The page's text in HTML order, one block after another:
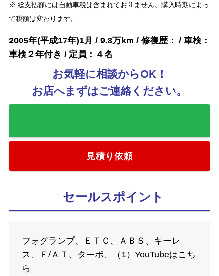
※ 総支払額には自動車税は含まれておりません。購入時期によっ
て税額は変わります。
2005年(平成17年)1月 / 9.8万km / 修復歴： / 車検：
車検２年付き / 定員：４名
お気軽に相談からOK！
お店へまずはご連絡ください。
見積り依頼
セールスポイント
フォグランプ、ＥＴＣ、ＡＢＳ、キーレ
ス、Ｆ/ＡＴ、ターボ、（1）YouTubeはこち
ら